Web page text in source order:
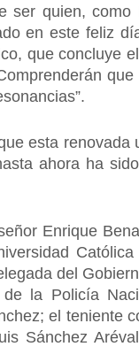
ser quien,
en este feliz
que concluye
esta
ahora ha
Enrique
del
la Policía
el teniente
Sánchez